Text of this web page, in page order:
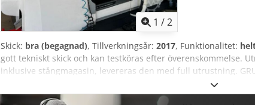
1 /2
Skick: bra (begagnad), Tillverkningsår: 2017, Funktionalitet:
gott tekniskt skick och kan testköras efter överenskommelse.
inklusive stångmagasin, levereras den med full utrustning.
Arbetsområde - Max svarvdiameter: ≈ 410–500 mm - Max
1020 mm - Svängdiameter över bädd: ~700 mm - Faktiskt: